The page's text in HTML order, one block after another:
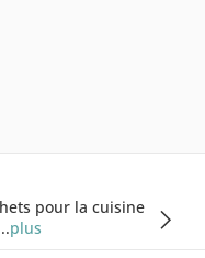
pour la cuisine
plus